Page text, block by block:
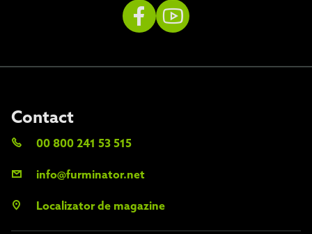
Contact
00 800 241 53 515
info@furminator.net
Localizator de magazine